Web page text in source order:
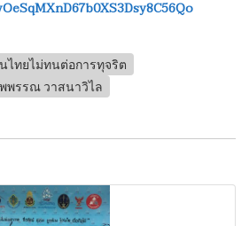
ไทยไม่ทนต่อการทุจริต
พรรณ วาสนาวิไล